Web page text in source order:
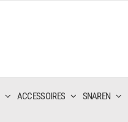
ACCESSOIRES SNAREN